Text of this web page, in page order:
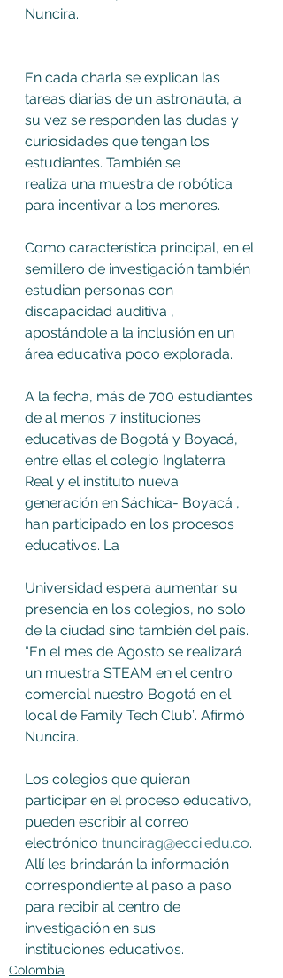
Nuncira.
En cada charla se explican las
tareas diarias de un astronauta, a
su vez se responden las dudas y
curiosidades que tengan los
estudiantes. También se
realiza una muestra de robótica
para incentivar a los menores.
Como característica principal, en el
semillero de investigación también
estudian personas con
discapacidad auditiva ,
apostándole a la inclusión en un
área educativa poco explorada.
A la fecha, más de 700 estudiantes
de al menos 7 instituciones
educativas de Bogotá y Boyacá,
entre ellas el colegio Inglaterra
Real y el instituto nueva
generación en Sáchica- Boyacá ,
han participado en los procesos
educativos. La
Universidad espera aumentar su
presencia en los colegios, no solo
de la ciudad sino también del país.
“En el mes de Agosto se realizará
un muestra STEAM en el centro
comercial nuestro Bogotá en el
local de Family Tech Club”. Afirmó
Nuncira.
Los colegios que quieran
participar en el proceso educativo,
pueden escribir al correo
electrónico tnuncirag@ecci.edu.co.
Allí les brindarán la información
correspondiente al paso a paso
para recibir al centro de
investigación en sus
instituciones educativos.
Colombia